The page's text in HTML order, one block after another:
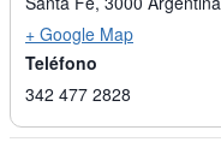
+ Google Map
Teléfono
342 477 2828